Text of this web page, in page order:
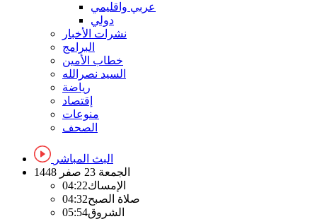
عربي واقليمي
دولي
نشرات الأخبار
البرامج
خطاب الأمين
السيد نصرالله
رياضة
إقتصاد
منوعات
الصحف
البث المباشر
الجمعة 23 صفر 1448
الإمساك04:22
صلاة الصبح04:32
الشروق05:54